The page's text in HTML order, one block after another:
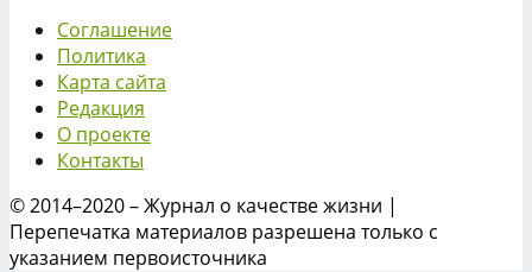
Соглашение
Политика
Карта сайта
Редакция
О проекте
Контакты
© 2014–2020 – Журнал о качестве жизни |
Перепечатка материалов разрешена только с
указанием первоисточника